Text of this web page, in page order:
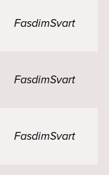
FasdimSvart
FasdimSvart
FasdimSvart